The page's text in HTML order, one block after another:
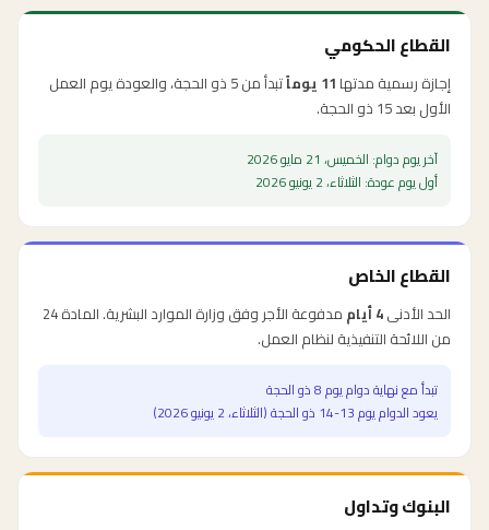
القطاع الحكومي
إجازة رسمية مدتها 11 يوماًتبدأ من5 ذو الحجة ، والعودةيوم العمل
الأول بعد 15 ذو الحجة
.
آخر يوم دوام: الخميس، 21 مايو 2026
أول يوم عودة: الثلاثاء، 2 يونيو 2026
القطاع الخاص
الحد الأدنى4أيام مدفوعة الأجر وفق وزارة الموارد البشرية.
المادة 24
من اللائحة التنفيذية لنظام العمل.
تبدأ مع نهاية دوام يوم 8 ذو الحجة
يعود الدوام يوم 13-14 ذو الحجة
(الثلاثاء، 2 يونيو 2026 )
البنوك وتداول